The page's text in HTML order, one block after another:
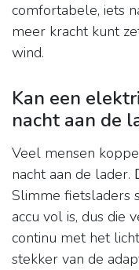
comfortabele, iets
meer kracht kunt
wind.
Kan een
nacht aan de
Veel mensen
nacht aan de lader.
Slimme fietsladers
accu vol is, dus die
continu met het
stekker van de